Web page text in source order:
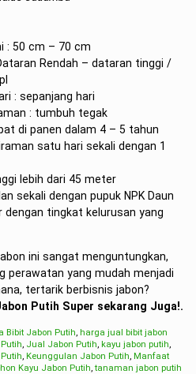
: 50 cm – 70 cm
Rendah – dataran tinggi /
: sepanjang hari
: tumbuh tegak
di panen dalam 4 – 5 tahun
satu hari sekali dengan 1
lebih dari 45 meter
sekali dengan pupuk NPK Daun
dengan tingkat kelurusan yang
ini sangat menguntungkan,
perawatan yang mudah menjadi
tertarik berbisnis jabon?
Putih Super sekarang Juga!.
Bibit Jabon Putih harga jual bibit jabon
Jual Jabon Putih kayu jabon putih
Keunggulan Jabon Putih Manfaat
Kayu Jabon Putih ,tanaman jabon putih